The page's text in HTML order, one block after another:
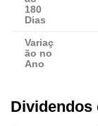
180
Dias
Variaç
ão no
Ano
Dividendos